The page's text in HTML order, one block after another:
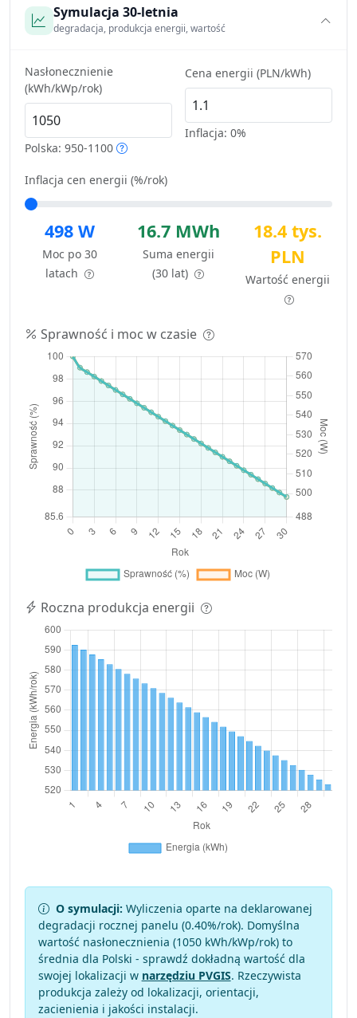
Symulacja 30-letnia
degradacja, produkcja energii, wartość
Nasłonecznienie
(kWh/kWp/rok)
Polska: 950-1100
Cena energii (PLN/kWh)
Inflacja: 0%
Inflacja cen energii (%/rok)
498 W
Moc po 30
latach
16.7 MWh
Suma energii
(30 lat)
18.4 tys.
PLN
Wartość energii
Sprawność i moc w czasie
Roczna produkcja energii
O symulacji: Wyliczenia oparte na deklarowanej
degradacji rocznej panelu (0.40%/rok). Domyślna
wartość nasłonecznienia (1050 kWh/kWp/rok) to
średnia dla Polski - sprawdź dokładną wartość dla
swojej lokalizacji w narzędziu PVGIS. Rzeczywista
produkcja zależy od lokalizacji, orientacji,
zacienienia i jakości instalacji.